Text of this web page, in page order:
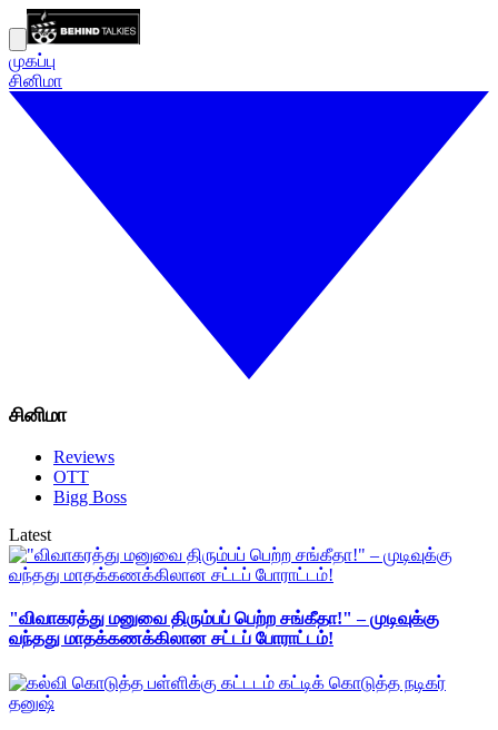
முகப்பு
சினிமா
சினிமா
Reviews
OTT
Bigg Boss
Latest
"விவாகரத்து மனுவை திரும்பப் பெற்ற சங்கீதா!" – முடிவுக்கு
வந்தது மாதக்கணக்கிலான சட்டப் போராட்டம்!